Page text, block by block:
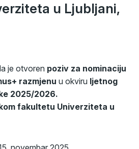
u Ljubljani,
je otvoren poziv za nominaciju
razmjenu u okviru ljetnog
2025/2026.
fakultetu Univerziteta u